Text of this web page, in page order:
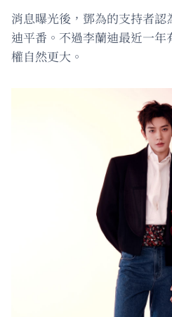
消息曝光後，鄧為的支持者
迪平番。不過李蘭迪最近一
權自然更大。